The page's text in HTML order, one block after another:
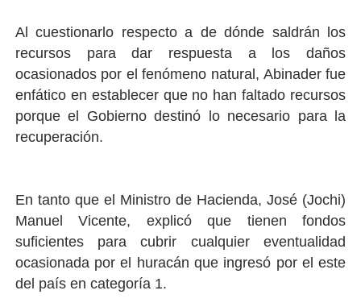
Al cuestionarlo respecto a de dónde saldrán los
recursos para dar respuesta a los daños
ocasionados por el fenómeno natural, Abinader fue
enfático en establecer que no han faltado recursos
porque el Gobierno destinó lo necesario para la
recuperación.
En tanto que el Ministro de Hacienda, José (Jochi)
Manuel Vicente, explicó que tienen fondos
suficientes para cubrir cualquier eventualidad
ocasionada por el huracán que ingresó por el este
del país en categoría 1.